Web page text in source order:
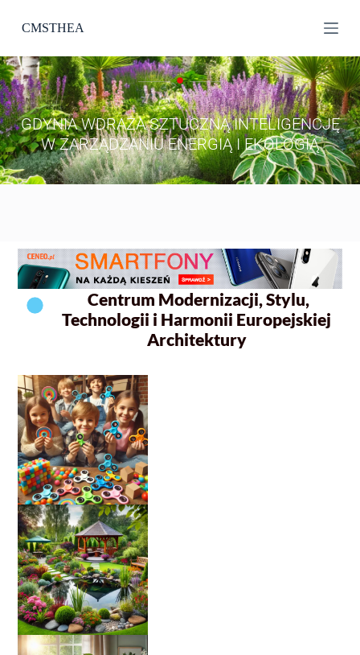
e
j
d
ź
d
o
t
r
e
ś
CMSTHEA
GDYNIA WDRAŻA SZTUCZNĄ INTELIGENCJĘ
W ZARZĄDZANIU ENERGIĄ I EKOLOGIĄ
Centrum Modernizacji, Stylu,
Technologii i Harmonii Europejskiej
Architektury